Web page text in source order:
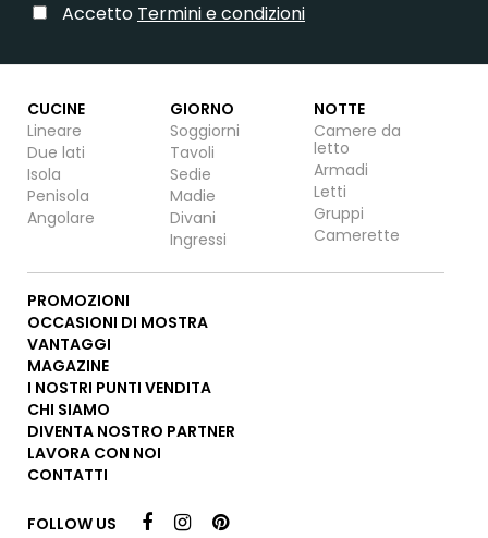
Accetto Termini e condizioni
CUCINE
Lineare
Due lati
Isola
Penisola
Angolare
GIORNO
Soggiorni
Tavoli
Sedie
Madie
Divani
Ingressi
NOTTE
Camere da
letto
Armadi
Letti
Gruppi
Camerette
PROMOZIONI
OCCASIONI DI MOSTRA
VANTAGGI
MAGAZINE
I NOSTRI PUNTI VENDITA
CHI SIAMO
DIVENTA NOSTRO PARTNER
LAVORA CON NOI
CONTATTI
FOLLOW US